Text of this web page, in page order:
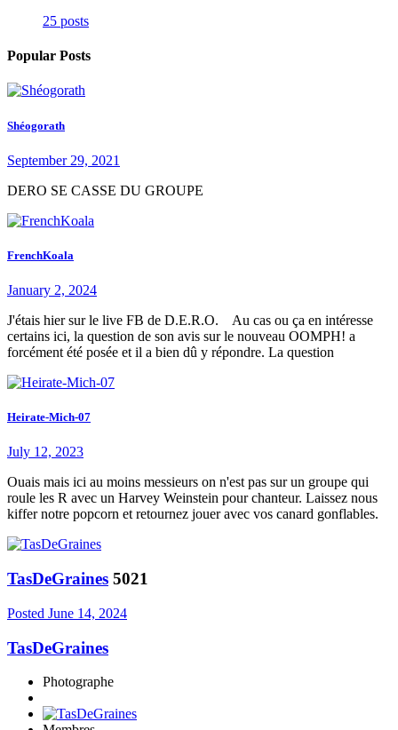
25 posts
Popular Posts
Shéogorath
September 29, 2021
DERO SE CASSE DU GROUPE
FrenchKoala
January 2, 2024
J'étais hier sur le live FB de D.E.R.O. Au cas ou ça en intéresse
certains ici, la question de son avis sur le nouveau OOMPH! a
forcément été posée et il a bien dû y répondre. La question
Heirate-Mich-07
July 12, 2023
Ouais mais ici au moins messieurs on n'est pas sur un groupe qui
roule les R avec un Harvey Weinstein pour chanteur. Laissez nous
kiffer notre popcorn et retournez jouer avec vos canard gonflables.
TasDeGraines 5021
Posted June 14, 2024
TasDeGraines
Photographe